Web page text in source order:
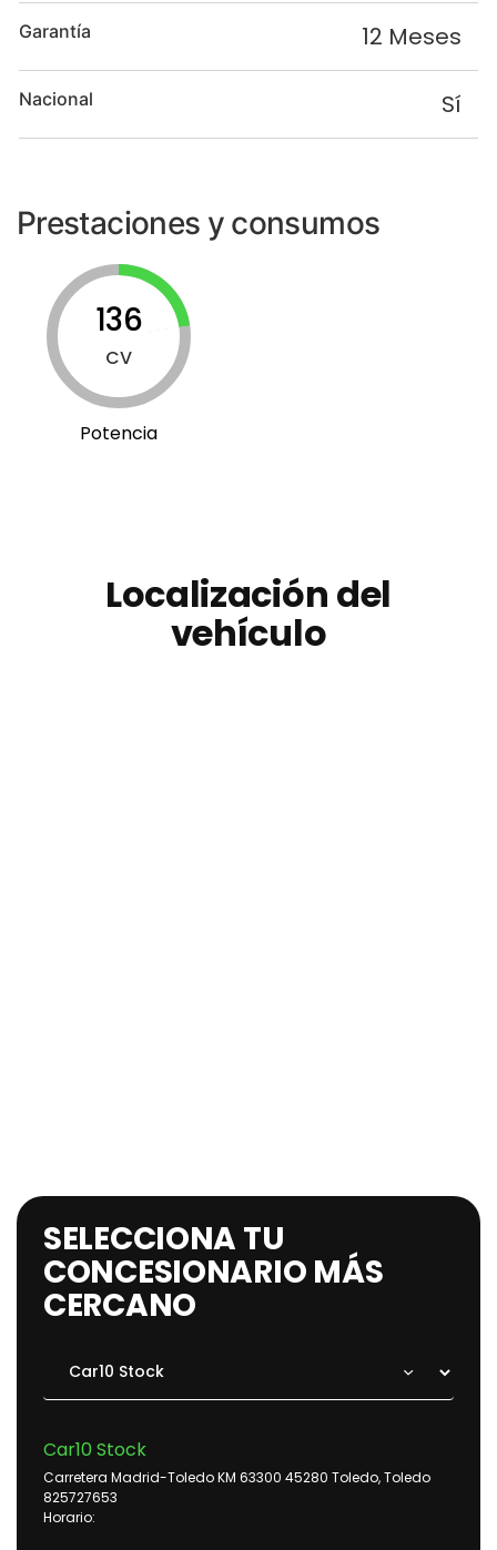
Garantía 12 Meses
Nacional Sí
Prestaciones y consumos
136
CV
Potencia
Localización del
vehículo
SELECCIONA TU
CONCESIONARIO MÁS
CERCANO
Car10 Stock
Carretera Madrid-Toledo KM 63300 45280 Toledo, Toledo
825727653
Horario: